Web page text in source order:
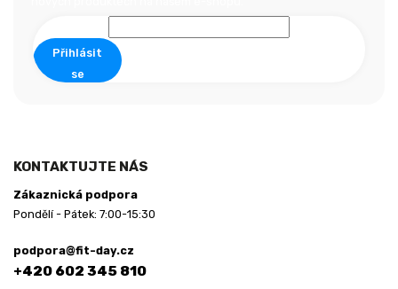
Přihlásit
se
KONTAKTUJTE NÁS
Zákaznická podpora
Pondělí - Pátek: 7:00-15:30
podpora@fit-day.cz
+420 602 345 810